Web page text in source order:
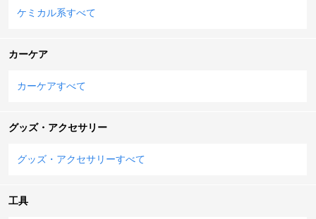
ケミカル系すべて
カーケア
カーケアすべて
グッズ・アクセサリー
グッズ・アクセサリーすべて
工具